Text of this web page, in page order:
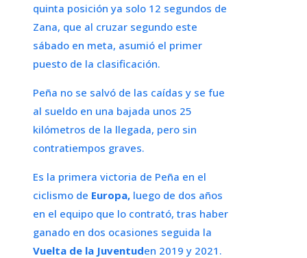
quinta posición ya solo 12 segundos de
Zana, que al cruzar segundo este
sábado en meta, asumió el primer
puesto de la clasificación.
Peña no se salvó de las caídas y se fue
al sueldo en una bajada unos 25
kilómetros de la llegada, pero sin
contratiempos graves.
Es la primera victoria de Peña en el
ciclismo de Europa, luego de dos años
en el equipo que lo contrató, tras haber
ganado en dos ocasiones seguida la
Vuelta de la Juventuden 2019 y 2021.